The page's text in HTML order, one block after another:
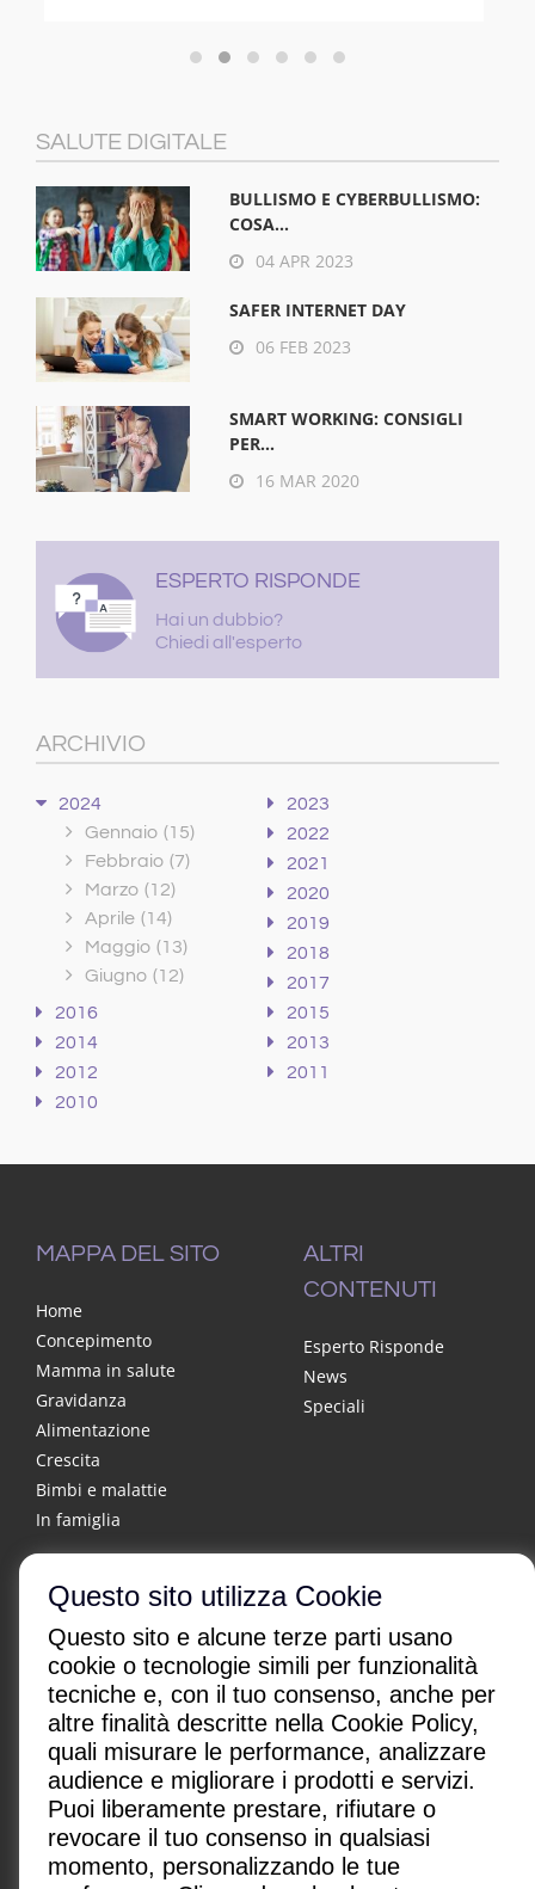
Questo sito utilizza Cookie
Questo sito e alcune terze parti usano
cookie o tecnologie simili per funzionalità
tecniche e, con il tuo consenso, anche per
altre finalità descritte nella Cookie Policy,
quali misurare le performance, analizzare
audience e migliorare i prodotti e servizi.
Puoi liberamente prestare, rifiutare o
revocare il tuo consenso in qualsiasi
momento, personalizzando le tue
SALUTE DIGITALE
BULLISMO E CYBERBULLISMO:
COSA...
04 APR 2023
SAFER INTERNET DAY
06 FEB 2023
SMART WORKING: CONSIGLI
PER...
16 MAR 2020
ESPERTO RISPONDE
Hai un dubbio?
Chiedi all'esperto
ARCHIVIO
2024
Gennaio (15)
Febbraio (7)
Marzo (12)
Aprile (14)
Maggio (13)
Giugno (12)
2023
2022
2021
2020
2019
2018
2017
2016
2015
2014
2013
2012
2011
2010
MAPPA DEL SITO
Home
Concepimento
Mamma in salute
Gravidanza
Alimentazione
Crescita
Bimbi e malattie
In famiglia
ALTRI
CONTENUTI
Esperto Risponde
News
Speciali
CHI SONO| CONTATTI|
Condizioni di utilizzo | Policy Privacy | Advertising
Gestione cookie
Paginemediche s.r.l. SB